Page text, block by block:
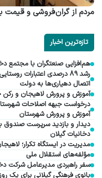
مردم از گران فروشی و قیمت
تازه‌ترین اخبار
هم‌افزایی صنعتگران با مجتمع
رشد ۸۹ درصدی اعتبارات
اتصال دهیاری‌ها به دولت
آموزش و پرورش لاهیجان و رکن
درخواست جبهه اصلاحات
آموزش و پرورش شهرستان
دیدار و بازدید سرپرست صندوق
دخانیات گیلان
مدیریت در ایستگاه تکرار؛
مؤلفه‌های استقلال ملی
سفر راهبردی مدیرعامل شرکت
بانوی فرهنگی گیلانی برای یک